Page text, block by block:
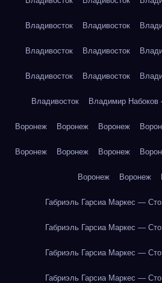
Владивосток Владивосток
Владивосток Владивосток
Владивосток Владивосток
Владивосток Владимир
Воронеж Воронеж Воронеж
Воронеж Воронеж Воронеж
Воронеж Воронеж
Габриэль Гарсиа Маркес —
Габриэль Гарсиа Маркес —
Габриэль Гарсиа Маркес —
Габриэль Гарсиа Маркес —